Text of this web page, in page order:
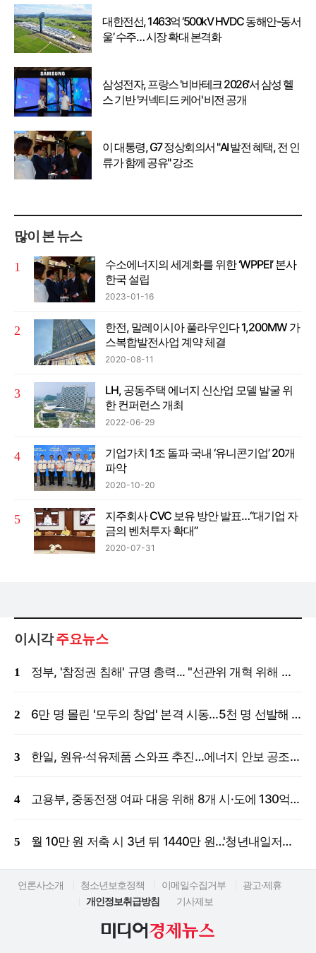
대한전선, 1463억 ‘500kV HVDC 동해안-동서
울’ 수주… 시장 확대 본격화
삼성전자, 프랑스 '비바테크 2026'서 삼성 헬
스 기반 '커넥티드 케어' 비전 공개
이 대통령, G7 정상회의서 "AI 발전 혜택, 전 인
류가 함께 공유" 강조
많이 본 뉴스
수소에너지의 세계화를 위한 ‘WPPEI’ 본사
한국 설립
2023-01-16
한전, 말레이시아 풀라우인다 1,200MW 가
스복합발전사업 계약 체결
2020-08-11
LH, 공동주택 에너지 신산업 모델 발굴 위
한 컨퍼런스 개최
2022-06-29
기업가치 1조 돌파 국내 ‘유니콘기업’ 20개
파악
2020-10-20
지주회사 CVC 보유 방안 발표…“대기업 자
금의 벤처투자 확대”
2020-07-31
이시각주요뉴스
정부, '참정권 침해' 규명 총력... "선관위 개혁 위해 국정조사 등 모든 조치"
6만 명 몰린 '모두의 창업' 본격 시동…5천 명 선발해 밀착 지원
한일, 원유·석유제품 스와프 추진…에너지 안보 공조 강화
고용부, 중동전쟁 여파 대응 위해 8개 시·도에 130억 원 긴급 투입
월 10만 원 저축 시 3년 뒤 1440만 원…'청년내일저축계좌' 신규 모집
언론사소개 청소년보호정책 이메일수집거부
광고·제휴
개인정보취급방침
기사제보